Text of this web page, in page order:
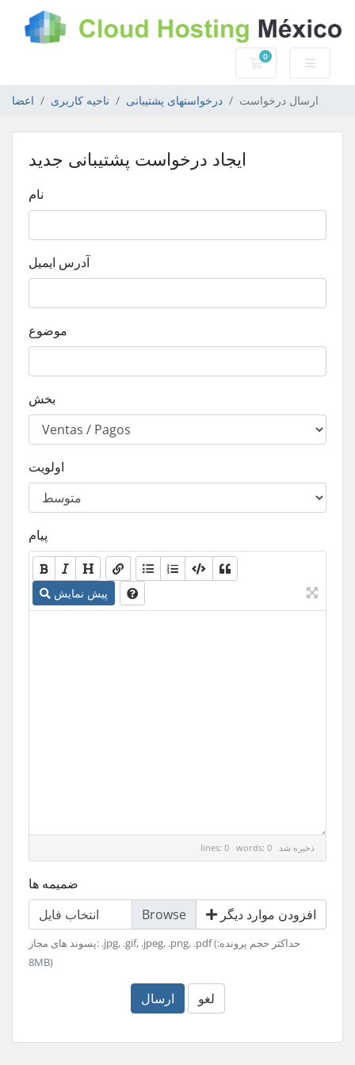
0
کارت خرید
اعضا ناحیه کاربری درخواستهای پشتیبانی ارسال درخواست
ایجاد درخواست پشتیبانی جدید
نام
آدرس ایمیل
موضوع
بخش
اولویت
پیام
پیش نمایش
lines: 0 words: 0 ذخیره شد
ضمیمه ها
انتخاب فایل
افزودن موارد دیگر
پسوند های مجاز: .jpg, .gif, .jpeg, .png, .pdf (حداکثر حجم پرونده:
8MB)
ارسال لغو